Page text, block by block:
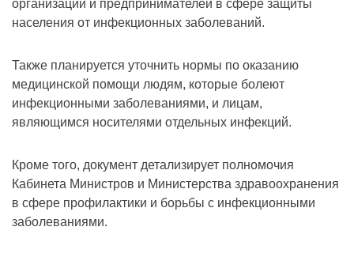
организаций и предпринимателей в сфере защиты
населения от инфекционных заболеваний.
Также планируется уточнить нормы по оказанию
медицинской помощи людям, которые болеют
инфекционными заболеваниями, и лицам,
являющимся носителями отдельных инфекций.
Кроме того, документ детализирует полномочия
Кабинета Министров и Министерства здравоохранения
в сфере профилактики и борьбы с инфекционными
заболеваниями.